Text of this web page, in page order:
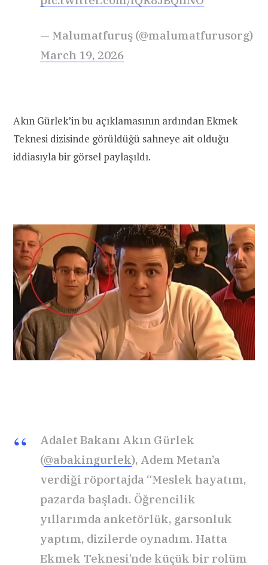
— Malumatfuruş (@malumatfurusorg)
March 19, 2026
Akın Gürlek’in bu açıklamasının ardından Ekmek
Teknesi dizisinde görüldüğü sahneye ait olduğu
iddiasıyla bir görsel paylaşıldı.
Adalet Bakanı Akın Gürlek
(@abakingurlek), Adem Metan’a
verdiği röportajda “Meslek hayatım,
pazarda başladı. Öğrencilik
yıllarımda anketörlük, garsonluk
yaptım, dizilerde oynadım. Hatta
Ekmek Teknesi’nde küçük bir rolüm